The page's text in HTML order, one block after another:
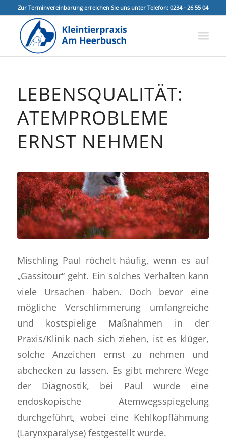
Zur Terminvereinbarung erreichen Sie uns unter Telefon: 0234 - 26 55 04
LEBENSQUALITÄT:
ATEMPROBLEME
ERNST NEHMEN
Mischling Paul röchelt häufig, wenn es auf
„Gassitour“ geht. Ein solches Verhalten kann
viele Ursachen haben. Doch bevor eine
mögliche Verschlimmerung umfangreiche
und kostspielige Maßnahmen in der
Praxis/Klinik nach sich ziehen, ist es klüger,
solche Anzeichen ernst zu nehmen und
abchecken zu lassen. Es gibt mehrere Wege
der Diagnostik, bei Paul wurde eine
endoskopische Atemwegsspiegelung
durchgeführt, wobei eine Kehlkopflähmung
(Larynxparalyse) festgestellt wurde.